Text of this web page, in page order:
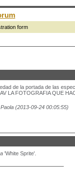
form
de la portada de las
LA FOTOGRAFIA QUE
(2013-09-24 00:05:55)
'White Sprite'.